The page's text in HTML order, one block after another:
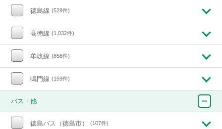
徳島線 (528件)
高徳線 (1,032件)
牟岐線 (856件)
鳴門線 (159件)
バス・他
徳島バス（徳島市） (107件)